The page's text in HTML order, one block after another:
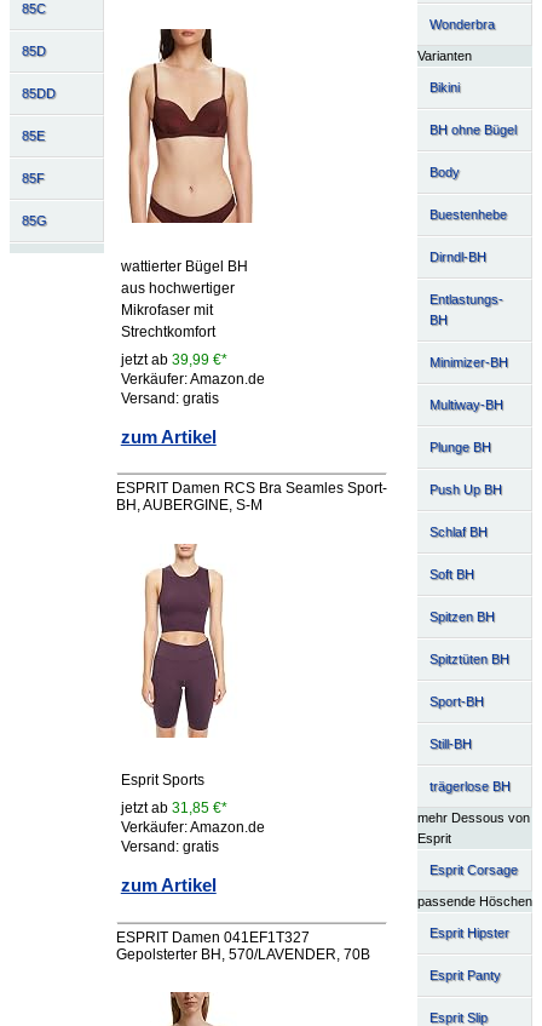
85C
85D
85DD
85E
85F
85G
Wonderbra
Varianten
Bikini
BH ohne Bügel
Body
Buestenhebe
Dirndl-BH
Entlastungs-
BH
Minimizer-BH
Multiway-BH
Plunge BH
Push Up BH
Schlaf BH
Soft BH
Spitzen BH
Spitztüten BH
Sport-BH
Still-BH
trägerlose BH
mehr Dessous von
Esprit
Esprit Corsage
passende Höschen
Esprit Hipster
Esprit Panty
Esprit Slip
wattierter Bügel BH
aus hochwertiger
Mikrofaser mit
Strechtkomfort
jetzt ab 39,99 €*
Verkäufer: Amazon.de
Versand: gratis
zum Artikel
ESPRIT Damen RCS Bra Seamles Sport-
BH, AUBERGINE, S-M
Esprit Sports
jetzt ab 31,85 €*
Verkäufer: Amazon.de
Versand: gratis
zum Artikel
ESPRIT Damen 041EF1T327
Gepolsterter BH, 570/LAVENDER, 70B